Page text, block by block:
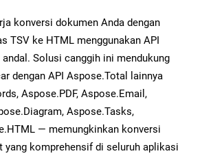
konversi dokumen Anda dengan
TSV ke HTML menggunakan API
Solusi canggih ini mendukung
dengan API Aspose.Total lainnya
Aspose.PDF, Aspose.Email,
Aspose.Tasks,
— memungkinkan konversi
yang komprehensif di seluruh aplikasi